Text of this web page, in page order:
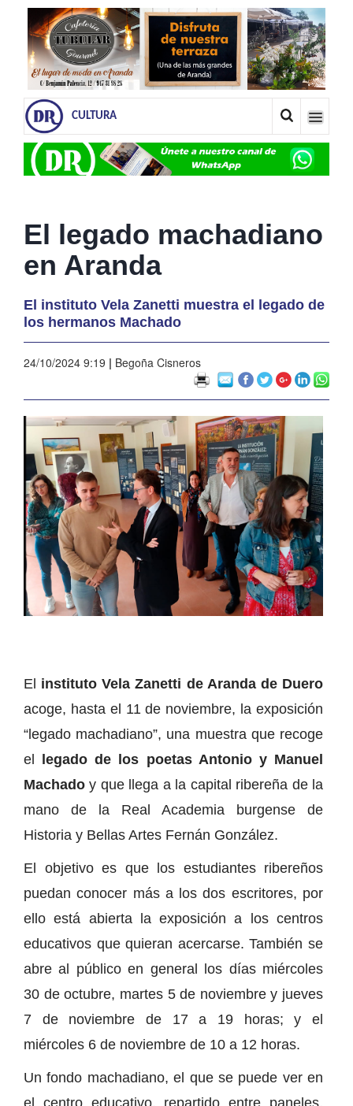
CULTURA
El legado machadiano
en Aranda
El instituto Vela Zanetti muestra el legado de
los hermanos Machado
24/10/2024 9:19 | Begoña Cisneros
El instituto Vela Zanetti de Aranda de Duero
acoge, hasta el 11 de noviembre, la exposición
“legado machadiano”, una muestra que recoge
el legado de los poetas Antonio y Manuel
Machado y que llega a la capital ribereña de la
mano de la Real Academia burgense de
Historia y Bellas Artes Fernán González.
El objetivo es que los estudiantes ribereños
puedan conocer más a los dos escritores, por
ello está abierta la exposición a los centros
educativos que quieran acercarse. También se
abre al público en general los días miércoles
30 de octubre, martes 5 de noviembre y jueves
7 de noviembre de 17 a 19 horas; y el
miércoles 6 de noviembre de 10 a 12 horas.
Un fondo machadiano, el que se puede ver en
el centro educativo, repartido entre paneles,